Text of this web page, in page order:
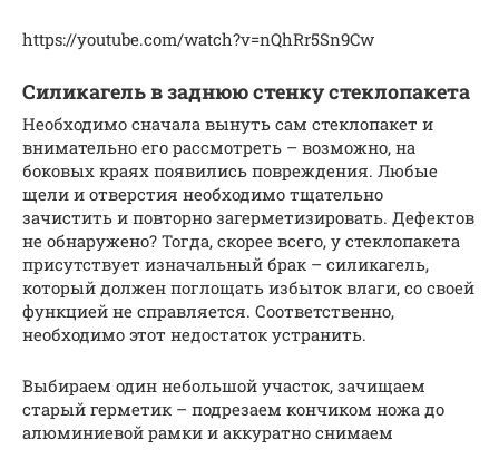
https://youtube.com/watch?v=nQhRr5Sn9Cw
Силикагель в заднюю стенку стеклопакета
Необходимо сначала вынуть сам стеклопакет и
внимательно его рассмотреть – возможно, на
боковых краях появились повреждения. Любые
щели и отверстия необходимо тщательно
зачистить и повторно загерметизировать. Дефектов
не обнаружено? Тогда, скорее всего, у стеклопакета
присутствует изначальный брак – силикагель,
который должен поглощать избыток влаги, со своей
функцией не справляется. Соответственно,
необходимо этот недостаток устранить.
Выбираем один небольшой участок, зачищаем
старый герметик – подрезаем кончиком ножа до
алюминиевой рамки и аккуратно снимаем